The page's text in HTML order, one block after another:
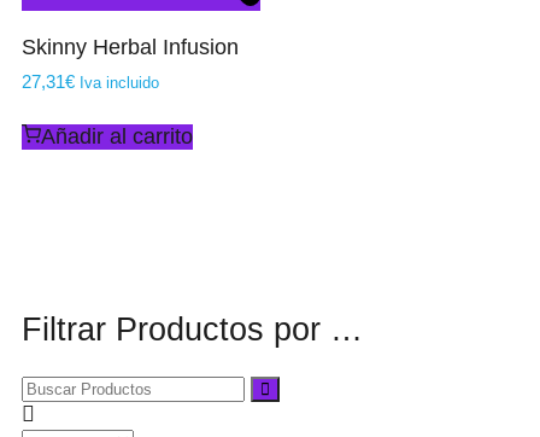
Skinny Herbal Infusion
27,31€ Iva incluido
Añadir al carrito
Filtrar Productos por …